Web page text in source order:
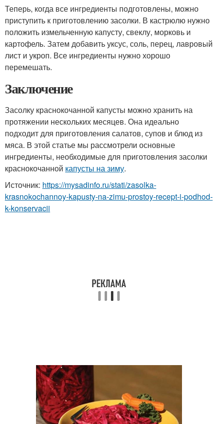
Теперь, когда все ингредиенты подготовлены, можно
приступить к приготовлению засолки. В кастрюлю нужно
положить измельченную капусту, свеклу, морковь и
картофель. Затем добавить уксус, соль, перец, лавровый
лист и укроп. Все ингредиенты нужно хорошо
перемешать.
Заключение
Засолку краснокочанной капусты можно хранить на
протяжении нескольких месяцев. Она идеально
подходит для приготовления салатов, супов и блюд из
мяса. В этой статье мы рассмотрели основные
ингредиенты, необходимые для приготовления засолки
краснокочанной капусты на зиму.
Источник: https://mysadinfo.ru/stati/zasolka-
krasnokochannoy-kapusty-na-zimu-prostoy-recept-i-podhod-
k-konservacii